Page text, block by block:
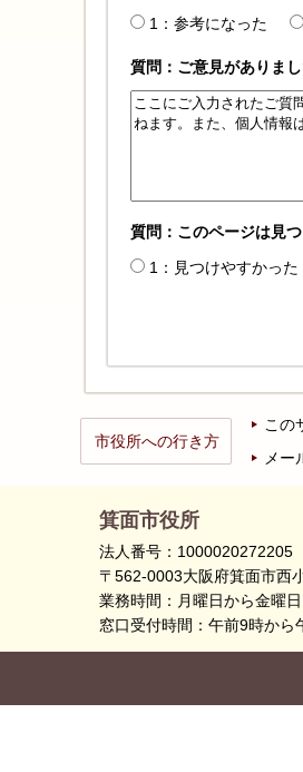
1：参考になった
質問：ご意見がありま
質問：このページは見
1：見つけやすかった
市役所への行き方
この
メー
箕面市役所
法人番号：1000020272205
〒562-0003大阪府箕面市西
業務時間：月曜日から金曜
窓口受付時間：午前9時から